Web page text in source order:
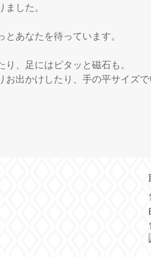
した。
あなたを待っています。
、足にはピタッと磁石も。
お出かけしたり、手の平サイズ